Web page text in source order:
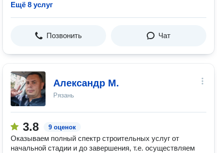
Ещё 8 услуг
Позвонить Чат
Александр М.
Рязань
3.8 9 оценок
Оказываем полный спектр строительных услуг от
начальной стадии и до завершения, т.е. осуществляем